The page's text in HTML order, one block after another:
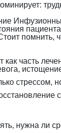
помнить,
часть
стрессом,
нужна ли